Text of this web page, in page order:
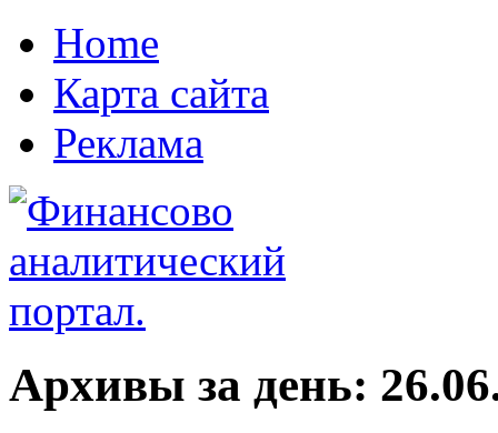
Home
Карта сайта
Реклама
Архивы за день: